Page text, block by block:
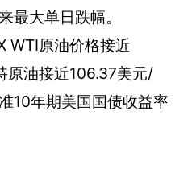
最大单日跌幅。
WTI原油价格接近
原油接近106.37美元/
10年期美国国债收益率